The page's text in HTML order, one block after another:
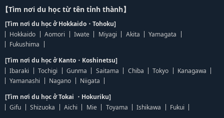
【Tìm nơi du học từ tên tỉnh thành】
[Tìm nơi du học ở Hokkaido・Tohoku]
Hokkaido
Aomori Iwate Miyagi Akita
Yamagata
Fukushima
[Tìm nơi du học ở Kanto・Koshinetsu]
Ibaraki
Tochigi Gunma Saitama Chiba Tokyo
Kanagawa
Yamanashi
Nagano
Niigata
[Tìm nơi du học ở Tokai ・Hokuriku]
Gifu
Shizuoka Aichi Mie Toyama Ishikawa
Fukui